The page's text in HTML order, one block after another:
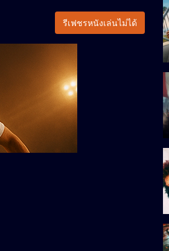
รีเฟชรหนังเล่นไม่ได้